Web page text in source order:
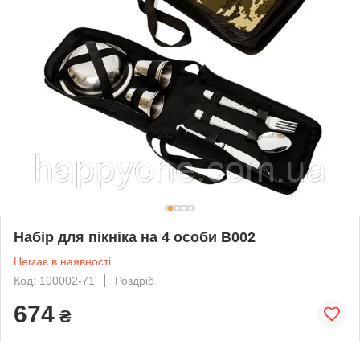
Набір для пікніка на 4 особи B002
Немає в наявності
Код: 100002-71
Роздріб
674 ₴